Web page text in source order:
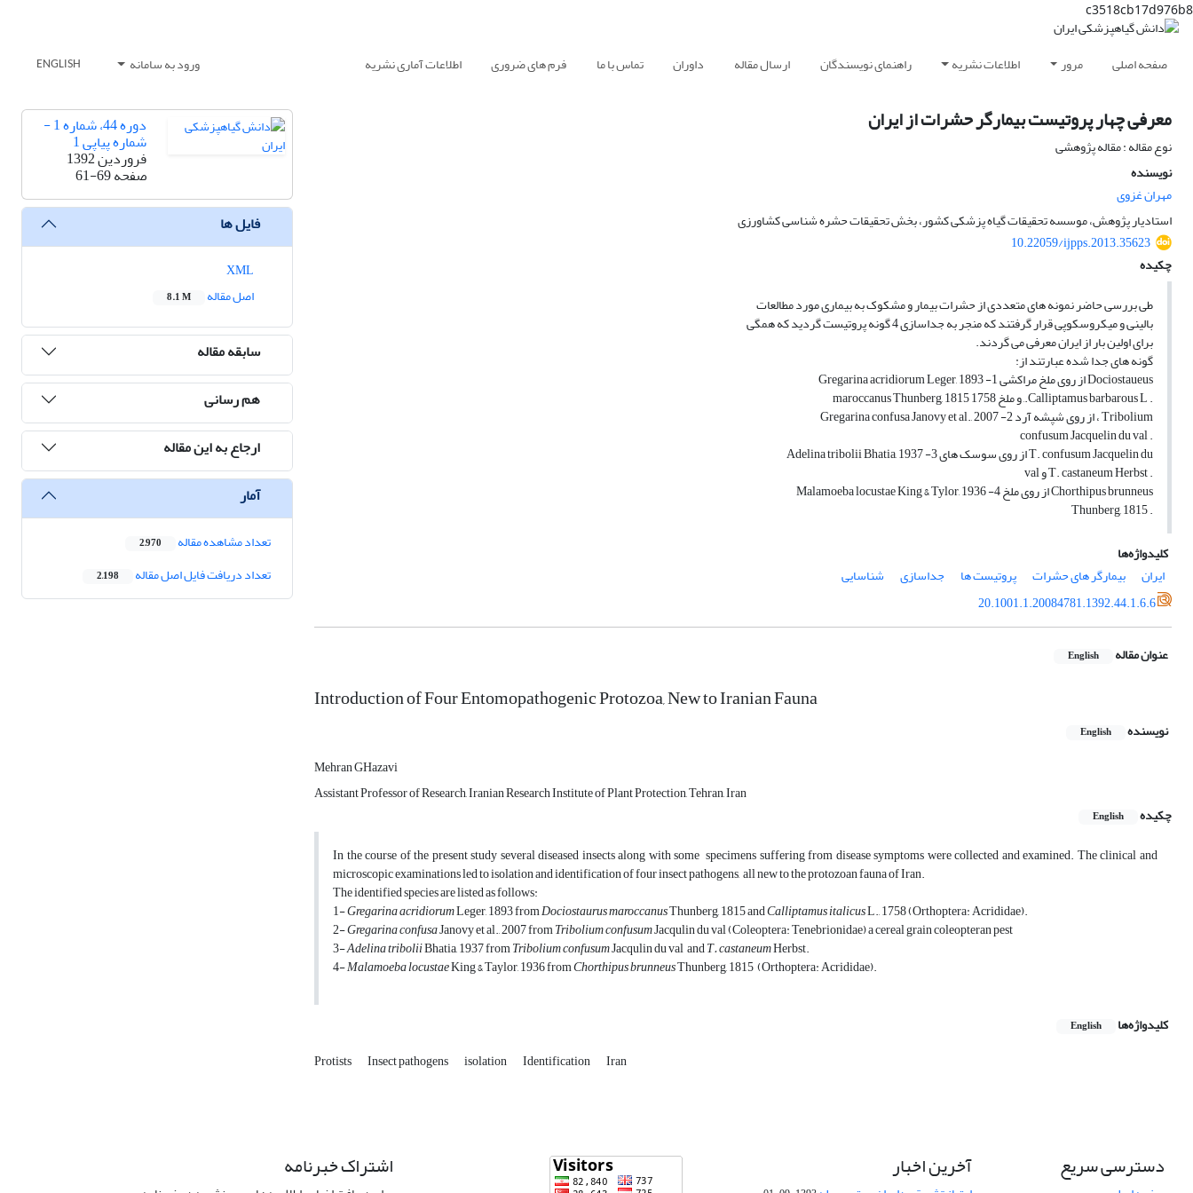
c3518cb17d976b8
صفحه اصلی مرور اطلاعات نشریه راهنمای نویسندگان ارسال مقاله داوران تماس با ما فرم های ضروری اطلاعات آماری نشریه ورود به سامانه ENGLISH
معرفی چهار پروتیست بیمارگر حشرات از ایران
نوع مقاله : مقاله پژوهشی
نویسنده
مهران غزوی
استادیار پژوهش، موسسه تحقیقات گیاه پزشکی کشور، بخش تحقیقات حشره شناسی کشاورزی
10.22059/ijpps.2013.35623
چکیده
طی بررسی حاضر نمونه های متعددی از حشرات بیمار و مشکوک به بیماری مورد مطالعات
بالینی و میکروسکوپی قرار گرفتند که منجر به جداسازی 4 گونه پروتیست گردید که همگی
برای اولین بار از ایران معرفی می گردند.
گونه های جدا شده عبارتند از:
Dociostaueus از روی ملخ مراکشی Gregarina acridiorum Leger, 1893 -1
. Calliptamus barbarous L., و ملخ 1758 maroccanus Thunberg, 1815
Tribolium ، از روی شپشه آرد Gregarina confusa Janovy et al., 2007 -2
. confusum Jacquelin du val
T. confusum Jacquelin du از روی سوسک های Adelina tribolii Bhatia, 1937 -3
. T. castaneum Herbst و val
Chorthipus brunneus از روی ملخ Malamoeba locustae King & Tylor, 1936 -4
. Thunberg, 1815
کلیدواژه‌ها
ایران
بیمارگر های حشرات پروتیست ها جداسازی
شناسایی
20.1001.1.20084781.1392.44.1.6.6
عنوان مقاله English
Introduction of Four Entomopathogenic Protozoa, New to Iranian Fauna
نویسنده English
Mehran GHazavi
Assistant Professor of Research, Iranian Research Institute of Plant Protection, Tehran, Iran
چکیده
English
In the course of the present study several diseased insects along with some specimens suffering from disease symptoms were collected and examined. The clinical and
microscopic examinations led to isolation and identification of four insect pathogens, all new to the protozoan fauna of Iran.
The identified species are listed as follows:
1-Gregarina acridiorumLeger, 1893 fromDociostaurus maroccanusThunberg, 1815 andCalliptamus italicusL., 1758 (Orthoptera: Acrididae).
2-Gregarina confusaJanovy et al., 2007 fromTribolium confusumJacqulin du val (Coleoptera: Tenebrionidae) a cereal grain coleopteran pest
3-Adelina triboliiBhatia, 1937 fromTribolium confusumJacqulin du val andT. castaneumHerbst.
4-Malamoeba locustaeKing & Taylor, 1936 fromChorthipus brunneusThunberg, 1815 (Orthoptera: Acrididae).
کلیدواژه‌ها English
Protists Insect pathogens isolation Identification Iran
دوره 44، شماره 1 -
شماره پیاپی 1
فروردین 1392
صفحه61-69
فایل ها
اصل مقاله
8.1 M
سابقه مقاله
هم رسانی
ارجاع به این مقاله
آمار
تعداد مشاهده مقاله 2,970
تعداد دریافت فایل اصل مقاله 2,198
دسترسی سریع آخرین اخبار اشتراک خبرنامه